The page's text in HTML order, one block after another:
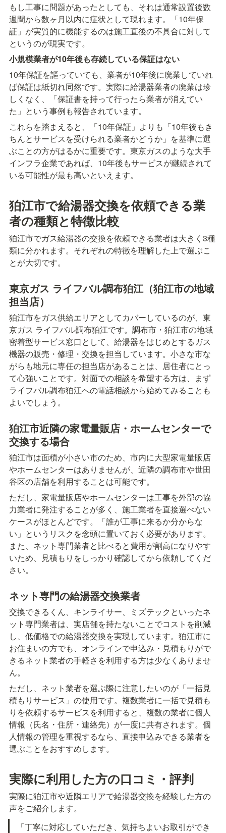
もし工事に問題があったとしても、それは通常設置後数
週間から数ヶ月以内に症状として現れます。「10年保
証」が実質的に機能するのは施工直後の不具合に対して
というのが現実です。
小規模業者が10年後も存続している保証はない
10年保証を謳っていても、業者が10年後に廃業していれ
ば保証は紙切れ同然です。実際に給湯器業者の廃業は珍
しくなく、「保証書を持って行ったら業者が消えてい
た」という事例も報告されています。
これらを踏まえると、「10年保証」よりも「10年後もき
ちんとサービスを受けられる業者かどうか」を基準に選
ぶことの方がはるかに重要です。東京ガスのような大手
インフラ企業であれば、10年後もサービスが継続されて
いる可能性が最も高いといえます。
狛江市で給湯器交換を依頼できる業
者の種類と特徴比較
狛江市でガス給湯器の交換を依頼できる業者は大きく3種
類に分かれます。それぞれの特徴を理解した上で選ぶこ
とが大切です。
東京ガス ライフバル調布狛江（狛江市の地域
担当店）
狛江市をガス供給エリアとしてカバーしているのが、東
京ガス ライフバル調布狛江です。調布市・狛江市の地域
密着型サービス窓口として、給湯器をはじめとするガス
機器の販売・修理・交換を担当しています。小さな市な
がらも地元に専任の担当店があることは、居住者にとっ
て心強いことです。対面での相談を希望する方は、まず
ライフバル調布狛江への電話相談から始めてみることも
よいでしょう。
狛江市近隣の家電量販店・ホームセンターで
交換する場合
狛江市は面積が小さい市のため、市内に大型家電量販店
やホームセンターはありませんが、近隣の調布市や世田
谷区の店舗を利用することは可能です。
ただし、家電量販店やホームセンターは工事を外部の協
力業者に発注することが多く、施工業者を直接選べない
ケースがほとんどです。「誰が工事に来るか分からな
い」というリスクを念頭に置いておく必要があります。
また、ネット専門業者と比べると費用が割高になりやす
いため、見積もりをしっかり確認してから依頼してくだ
さい。
ネット専門の給湯器交換業者
交換できるくん、キンライサー、ミズテックといったネ
ット専門業者は、実店舗を持たないことでコストを削減
し、低価格での給湯器交換を実現しています。狛江市に
お住まいの方でも、オンラインで申込み・見積もりがで
きるネット業者の手軽さを利用する方は少なくありませ
ん。
ただし、ネット業者を選ぶ際に注意したいのが「一括見
積もりサービス」の使用です。複数業者に一括で見積も
りを依頼するサービスを利用すると、複数の業者に個人
情報（氏名・住所・連絡先）が一度に共有されます。個
人情報の管理を重視するなら、直接申込みできる業者を
選ぶことをおすすめします。
実際に利用した方の口コミ・評判
実際に狛江市や近隣エリアで給湯器交換を経験した方の
声をご紹介します。
「丁寧に対応していただき、気持ちよいお取引ができ